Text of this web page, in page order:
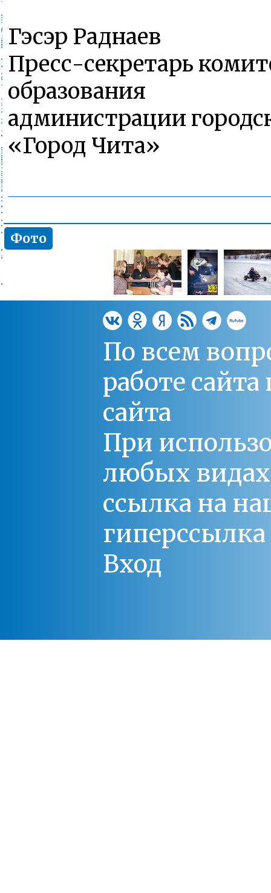
Гэсэр Раднаев
Пресс-секретарь
образования
администрации
«Город Чита»
Фото
По всем
работе
сайта
При
любых
ссылка на
Вход